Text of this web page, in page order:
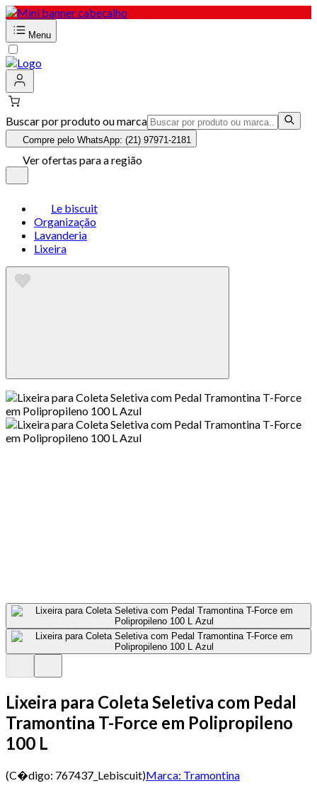
Menu
Buscar por produto ou marca
Compre pelo WhatsApp: (21) 97971-2181
Ver ofertas para a região
Le biscuit
Organização
Lavanderia
Lixeira
Lixeira para Coleta Seletiva com Pedal
Tramontina T-Force em Polipropileno
100 L
(C�digo: 767437_Lebiscuit)Marca: Tramontina